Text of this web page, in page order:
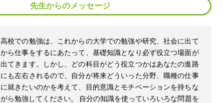
先生からのメッセージ
高校での勉強は、これからの大学での勉強や研究、社会に出て
から仕事をするにあたって、基礎知識となり必ず役立つ場面が
出てきます。しかし、どの科目がどう役立つかはあなたの進路
にも左右されるので、自分が将来どういった分野、職種の仕事
に就きたいのかを考えて、目的意識とモチベーションを持ちな
がら勉強してください。 自分の知識を使っていろいろな問題を